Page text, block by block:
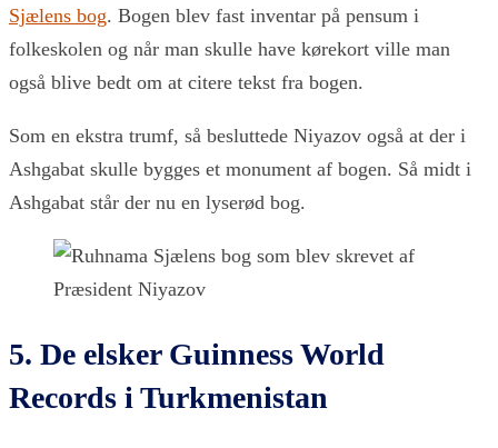
Sjælens bog. Bogen blev fast inventar på pensum i
folkeskolen og når man skulle have kørekort ville man
også blive bedt om at citere tekst fra bogen.
Som en ekstra trumf, så besluttede Niyazov også at der i
Ashgabat skulle bygges et monument af bogen. Så midt i
Ashgabat står der nu en lyserød bog.
5. De elsker Guinness World
Records i Turkmenistan